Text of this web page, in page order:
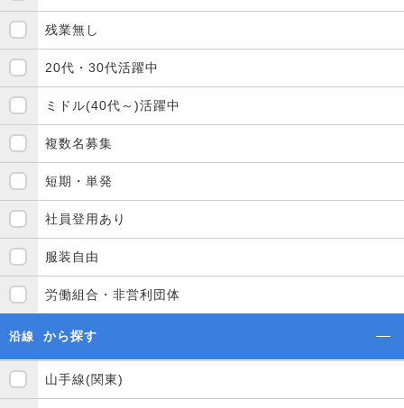
残業無し
20代・30代活躍中
ミドル(40代～)活躍中
複数名募集
短期・単発
社員登用あり
服装自由
労働組合・非営利団体
沿線 から探す
山手線(関東)